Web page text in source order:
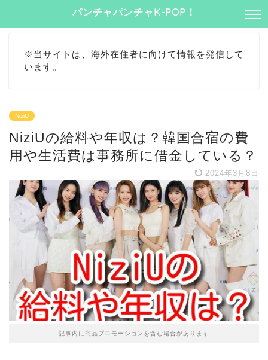
パンチャパンチャK-POP！
※当サイトは、海外在住者に向けて情報を発信して
います。
NiziU
NiziUの給料や年収は？韓国合宿の費
用や生活費は事務所に借金している？
2024年3月8日
記事内に商品プロモーションを含む場合があります